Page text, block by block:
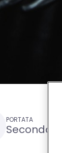
PORTATA
Secondo